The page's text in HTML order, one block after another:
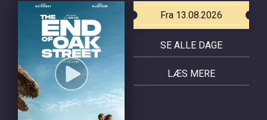
Fra 13.08.2026
SE ALLE DAGE
LÆS MERE